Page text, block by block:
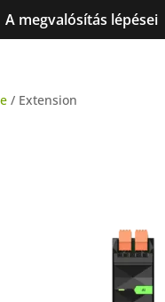
A megvalósítás lépései
/ Extension